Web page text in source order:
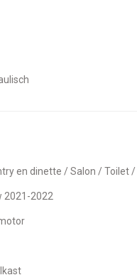
en dinette / Salon / Toilet
2021-2022